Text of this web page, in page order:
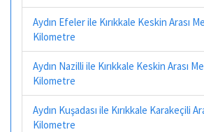
Aydın Efeler ile Kırıkkale Keskin Arası
Kilometre
Aydın Nazilli ile Kırıkkale Keskin Arası
Kilometre
Aydın Kuşadası ile Kırıkkale Karakeçili
Kilometre